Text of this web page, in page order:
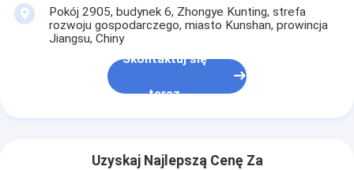
Pokój 2905, budynek 6, Zhongye Kunting, strefa
rozwoju gospodarczego, miasto Kunshan, prowincja
Jiangsu, Chiny
Skontaktuj się
teraz
Uzyskaj Najlepszą Cenę Za